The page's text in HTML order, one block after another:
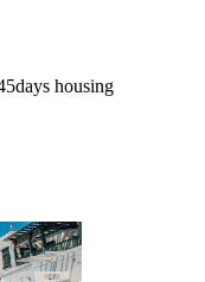
housing